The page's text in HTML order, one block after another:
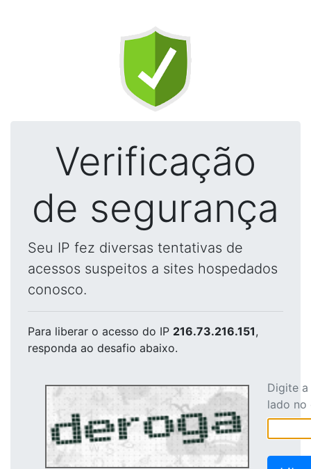
Verificação
de segurança
Seu IP fez diversas tentativas de
acessos suspeitos a sites hospedados
conosco.
Para liberar o acesso do IP 216.73.216.151,
responda ao desafio abaixo.
Digite
lado no